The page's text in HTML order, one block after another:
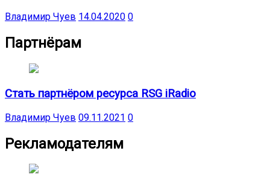
Владимир Чуев 14.04.2020 0
Партнёрам
Стать партнёром ресурса RSG iRadio
Владимир Чуев 09.11.2021 0
Рекламодателям